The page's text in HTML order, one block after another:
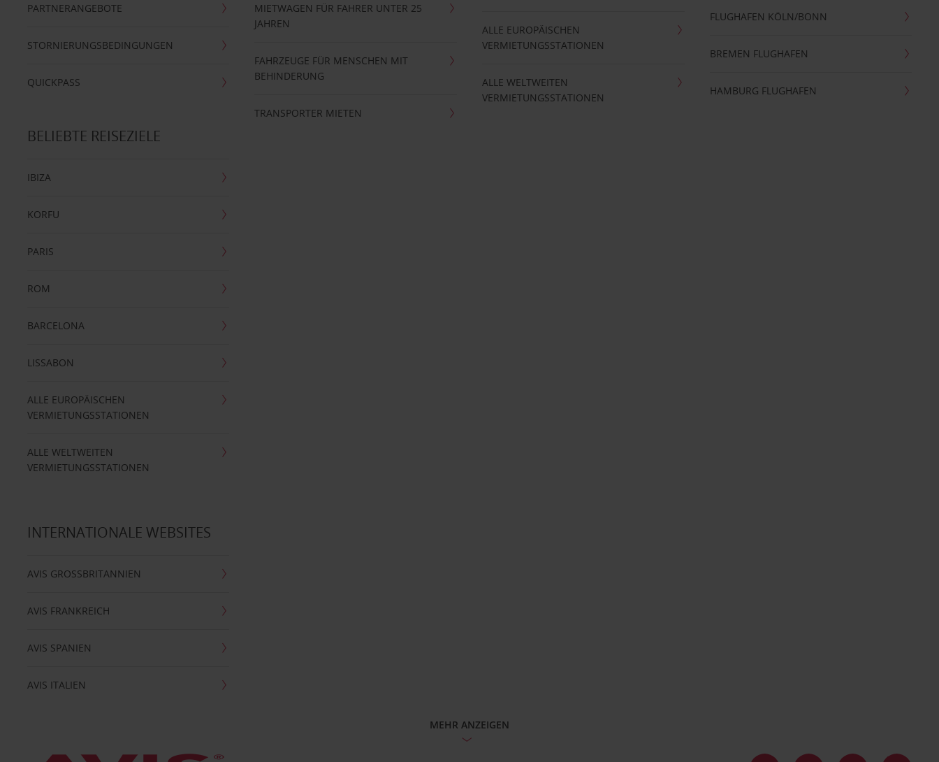
PARTNERANGEBOTE
STORNIERUNGSBEDINGUNGEN
QUICKPASS
MIETWAGEN FÜR FAHRER UNTER 25
JAHREN
FAHRZEUGE FÜR MENSCHEN MIT
BEHINDERUNG
TRANSPORTER MIETEN
ALLE EUROPÄISCHEN
VERMIETUNGSSTATIONEN
ALLE WELTWEITEN
VERMIETUNGSSTATIONEN
FLUGHAFEN KÖLN/BONN
BREMEN FLUGHAFEN
HAMBURG FLUGHAFEN
BELIEBTE REISEZIELE
IBIZA
KORFU
PARIS
ROM
BARCELONA
LISSABON
ALLE EUROPÄISCHEN
VERMIETUNGSSTATIONEN
ALLE WELTWEITEN
VERMIETUNGSSTATIONEN
INTERNATIONALE WEBSITES
AVIS GROSSBRITANNIEN
AVIS FRANKREICH
AVIS SPANIEN
AVIS ITALIEN
MEHR ANZEIGEN